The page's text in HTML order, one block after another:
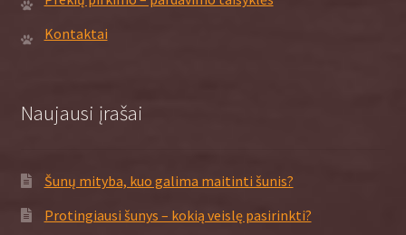
Kontaktai
Naujausi įrašai
Šunų mityba, kuo galima maitinti šunis?
Protingiausi šunys – kokią veislę pasirinkti?